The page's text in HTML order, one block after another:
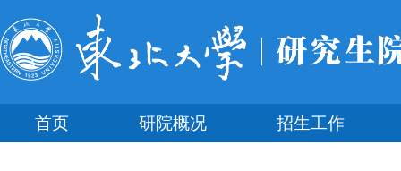
首页 研院概况 招生工作